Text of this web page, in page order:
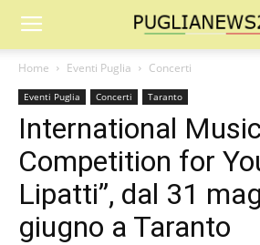
Home Eventi Puglia Concerti
Eventi Puglia Concerti Taranto
International Music
Competition for
Lipatti”, dal 31
giugno a Taranto